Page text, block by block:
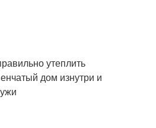
утеплить
дом изнутри и